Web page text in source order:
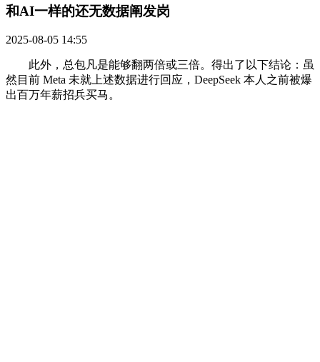
和AI一样的还无数据阐发岗​
2025-08-05 14:55
此外，总包凡是能够翻两倍或三倍。得出了以下结论：虽
然目前 Meta 未就上述数据进行回应，DeepSeek 本人之前被爆
出百万年薪招兵买马。